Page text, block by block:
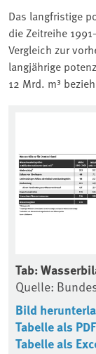
Das langfristige
die Zeitreihe
Vergleich zur
langjährige
12 Mrd. m³
Tab:
Quelle:
Bild
Tabelle als PDF
Tabelle als